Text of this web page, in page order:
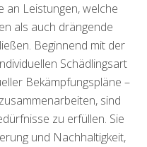
an Leistungen, welche
als auch drängende
Beginnend mit der
Schädlingsart
Bekämpfungspläne –
sind
zu erfüllen. Sie
und Nachhaltigkeit,